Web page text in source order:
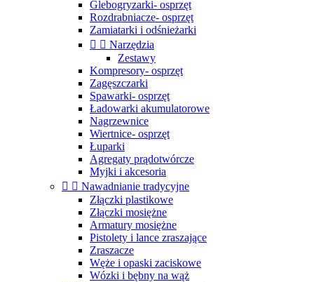
Glebogryzarki- osprzęt
Rozdrabniacze- osprzęt
Zamiatarki i odśnieżarki
  Narzędzia
Zestawy
Kompresory- osprzęt
Zagęszczarki
Spawarki- osprzęt
Ładowarki akumulatorowe
Nagrzewnice
Wiertnice- osprzęt
Łuparki
Agregaty prądotwórcze
Myjki i akcesoria
  Nawadnianie tradycyjne
Złączki plastikowe
Złączki mosiężne
Armatury mosiężne
Pistolety i lance zraszające
Zraszacze
Węże i opaski zaciskowe
Wózki i bębny na wąż